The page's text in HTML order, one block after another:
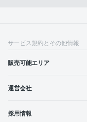
サービス規約とその他情報
販売可能エリア
運営会社
採用情報